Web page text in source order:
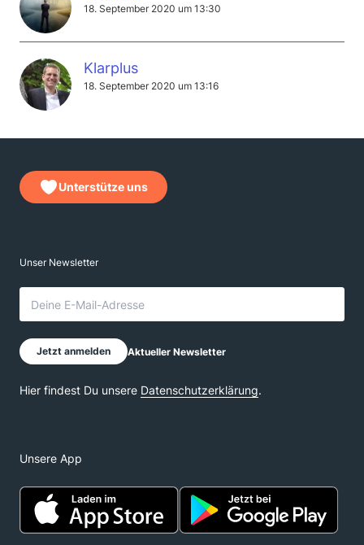
18. September 2020 um 13:30
Klarplus
18. September 2020 um 13:16
Unterstütze uns
Unsere App